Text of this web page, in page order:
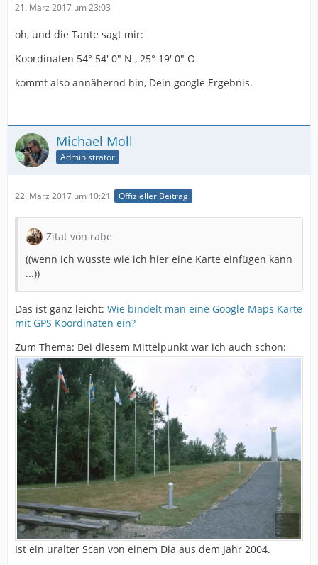
21. März 2017 um 23:03
oh, und die Tante sagt mir:
Koordinaten 54° 54′ 0″ N , 25° 19′ 0″ O
kommt also annähernd hin, Dein google Ergebnis.
Michael Moll
Administrator
22. März 2017 um 10:21 Offizieller Beitrag
Zitat von rabe
((wenn ich wüsste wie ich hier eine Karte einfügen kann
...))
Das ist ganz leicht: Wie bindelt man eine Google Maps Karte
mit GPS Koordinaten ein?
Zum Thema: Bei diesem Mittelpunkt war ich auch schon:
Ist ein uralter Scan von einem Dia aus dem Jahr 2004.